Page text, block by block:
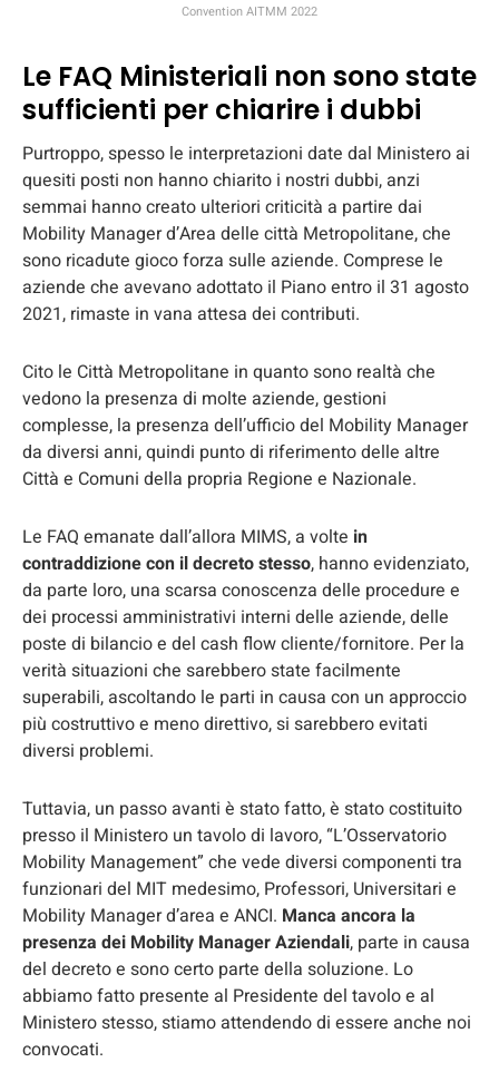
Convention AITMM 2022
Le FAQ Ministeriali non sono state
sufficienti per chiarire i dubbi
Purtroppo, spesso le interpretazioni date dal Ministero ai
quesiti posti non hanno chiarito i nostri dubbi, anzi
semmai hanno creato ulteriori criticità a partire dai
Mobility Manager d’Area delle città Metropolitane, che
sono ricadute gioco forza sulle aziende. Comprese le
aziende che avevano adottato il Piano entro il 31 agosto
2021, rimaste in vana attesa dei contributi.
Cito le Città Metropolitane in quanto sono realtà che
vedono la presenza di molte aziende, gestioni
complesse, la presenza dell’ufficio del Mobility Manager
da diversi anni, quindi punto di riferimento delle altre
Città e Comuni della propria Regione e Nazionale.
Le FAQ emanate dall’allora MIMS, a volte in
contraddizione con il decreto stesso, hanno evidenziato,
da parte loro, una scarsa conoscenza delle procedure e
dei processi amministrativi interni delle aziende, delle
poste di bilancio e del cash flow cliente/fornitore. Per la
verità situazioni che sarebbero state facilmente
superabili, ascoltando le parti in causa con un approccio
più costruttivo e meno direttivo, si sarebbero evitati
diversi problemi.
Tuttavia, un passo avanti è stato fatto, è stato costituito
presso il Ministero un tavolo di lavoro, “L’Osservatorio
Mobility Management” che vede diversi componenti tra
funzionari del MIT medesimo, Professori, Universitari e
Mobility Manager d’area e ANCI. Manca ancora la
presenza dei Mobility Manager Aziendali, parte in causa
del decreto e sono certo parte della soluzione. Lo
abbiamo fatto presente al Presidente del tavolo e al
Ministero stesso, stiamo attendendo di essere anche noi
convocati.